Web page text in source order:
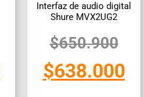
Interfaz de audio digital
Shure MVX2UG2
$650.900
$638.000